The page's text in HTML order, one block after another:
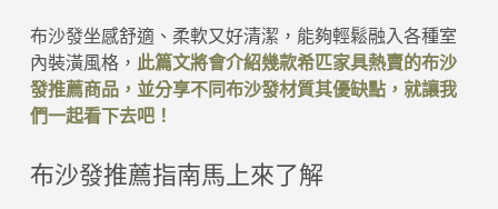
布沙發坐感舒適、柔軟又好清潔，能夠輕鬆融入各種室
內裝潢風格， 此篇文將會介紹幾款希匹家具熱賣的布沙
發推薦商品，並分享不同布沙發材質其優缺點，就讓我
們一起看下去吧！
布沙發推薦指南馬上來了解